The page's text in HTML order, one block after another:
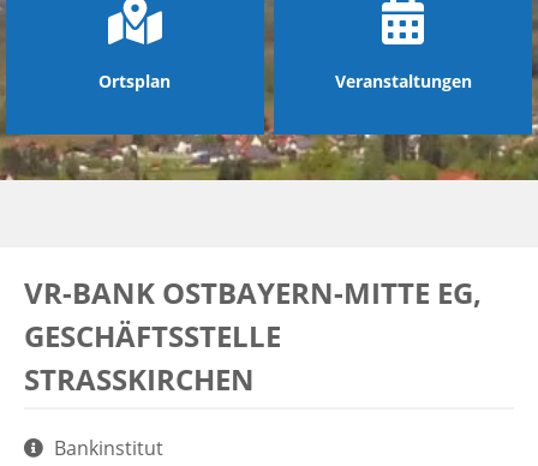
Ortsplan Veranstaltungen
VR-BANK OSTBAYERN-MITTE EG,
GESCHÄFTSSTELLE
STRASSKIRCHEN
Aufgaben:
Bankinstitut